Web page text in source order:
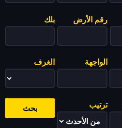
رقم الأرض بلك
الواجهة الغرف
ترتيب